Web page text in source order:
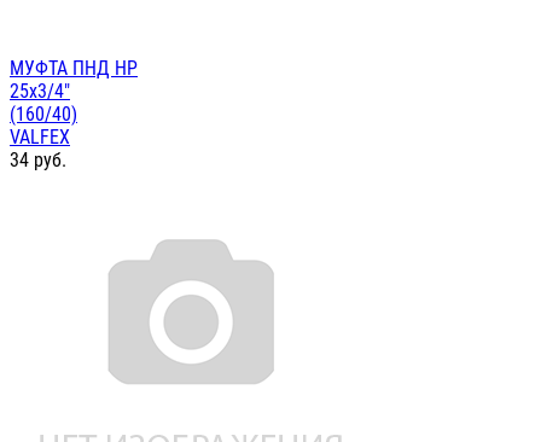
МУФТА ПНД НР
25х3/4"
(160/40)
VALFEX
34 руб.